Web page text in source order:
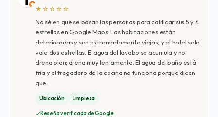
★☆☆☆☆
No sé en qué se basan las personas para calificar sus 5 y 4
estrellas en Google Maps. Las habitaciones están
deterioradas y son extremadamente viejas, y el hotel solo
vale dos estrellas. El agua del lavabo se acumula y no
drena bien; drena muy lentamente. El agua del baño está
fría y el fregadero de la cocina no funciona porque dicen
que…
Ubicación Limpieza
Reseña verificada de Google